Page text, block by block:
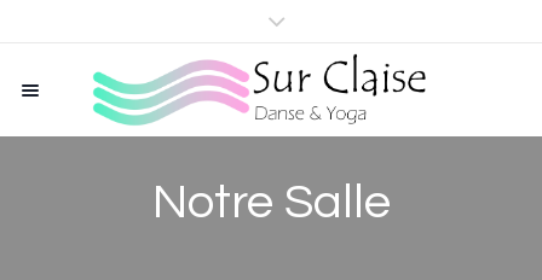
Notre Salle